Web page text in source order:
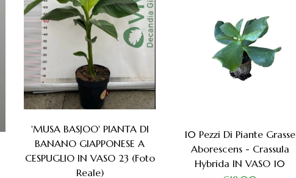
'MUSA BASJOO' PIANTA DI
BANANO GIAPPONESE A
CESPUGLIO IN VASO 23 (foto
Reale)
10 Pezzi Di Piante Grasse
Aborescens - Crassula
Hybrida IN VASO 10